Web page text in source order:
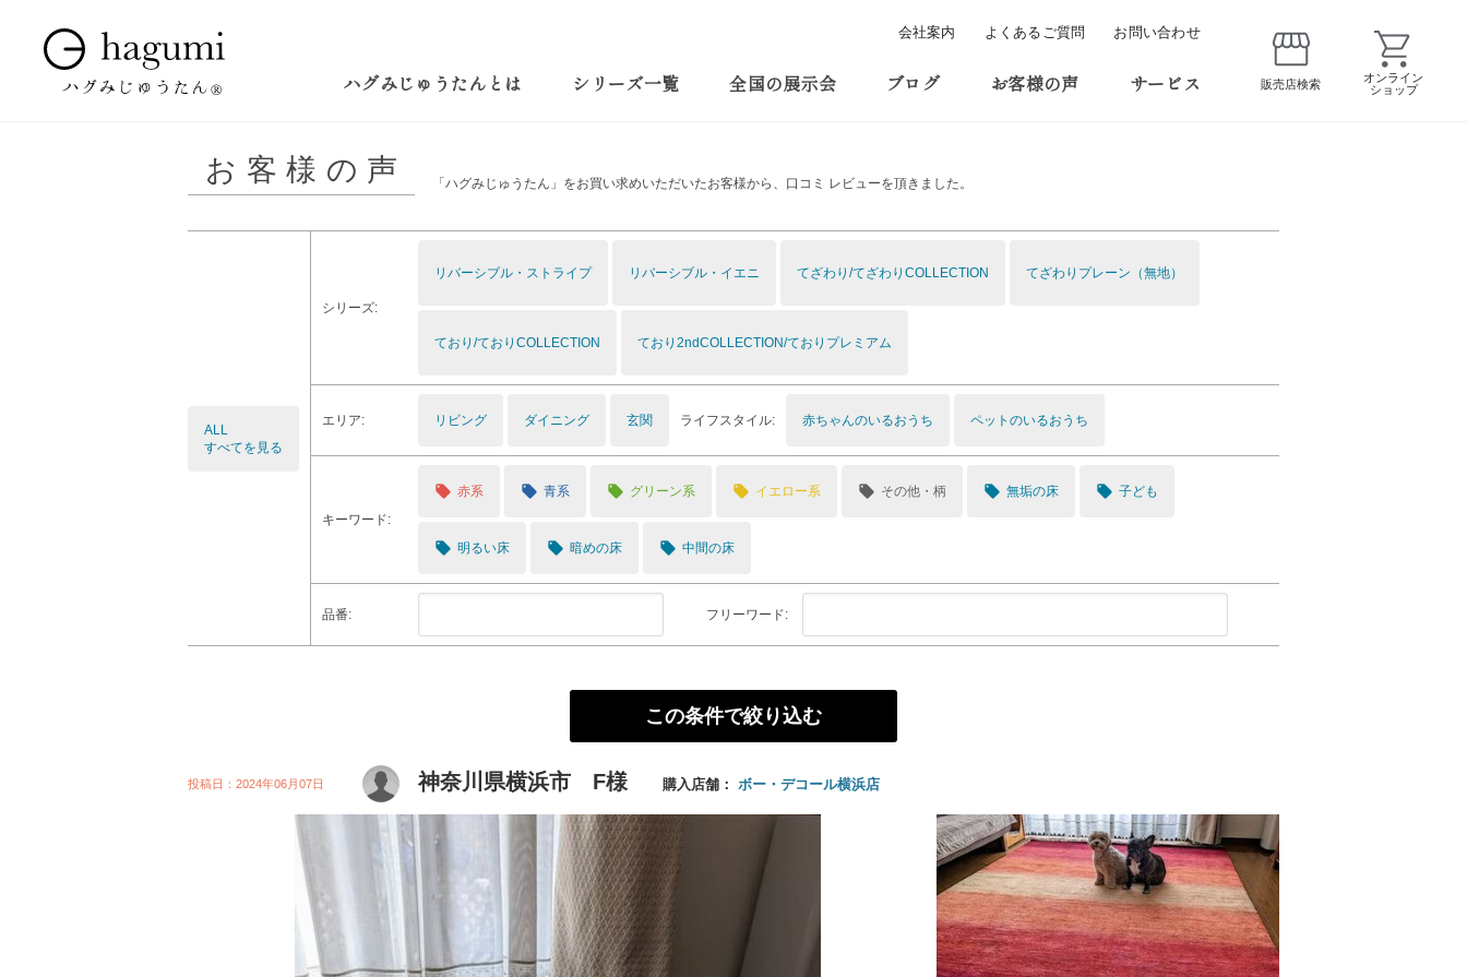
ハグみじゅうたんとは シリーズ一覧 全国の展示会 ブログ お客様の声 サービス
会社案内 よくあるご質問 お問い合わせ
販売店検索
オンライン
ショップ
お客様の声 「ハグみじゅうたん」をお買い求めいただいたお客様から、口コミ レビューを頂きました。
ALL
すべてを見る
シリーズ:
リバーシブル・ストライプ リバーシブル・イエニ てざわり/てざわりCOLLECTION てざわりプレーン（無地）
ており/ておりCOLLECTION ており2ndCOLLECTION/ておりプレミアム
エリア: リビング ダイニング 玄関 ライフスタイル: 赤ちゃんのいるおうち ペットのいるおうち
キーワード:
local_offer 赤系 local_offer 青系 local_offer グリーン系 local_offer イエロー系 local_offer その他・柄 local_offer 無垢の床 local_offer 子ども
local_offer 明るい床 local_offer 暗めの床 local_offer 中間の床
品番: フリーワード:
投稿日：2024年06月07日 神奈川県横浜市 F様 購入店舗： ボー・デコール横浜店